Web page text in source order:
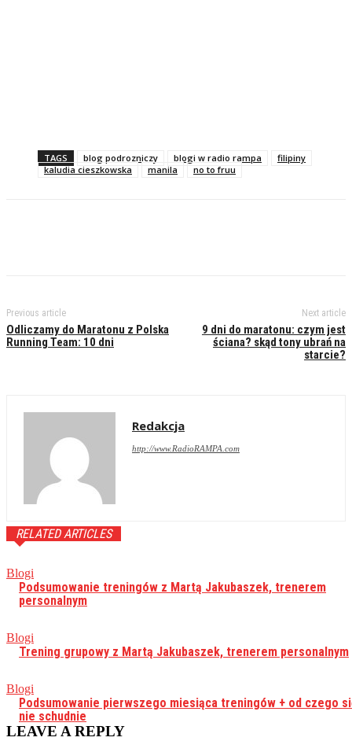
TAGS blog podrozniczy blogi w radio rampa
filipiny
kaludia cieszkowska
manila no to fruu
Previous article
Odliczamy do Maratonu z Polska
Running Team: 10 dni
Next article
9 dni do maratonu: czym jest
ściana? skąd tony ubrań na
starcie?
Redakcja
http://www.RadioRAMPA.com
RELATED ARTICLES
Blogi
Podsumowanie treningów z Martą Jakubaszek, trenerem
personalnym
Blogi
Trening grupowy z Martą Jakubaszek, trenerem personalnym
Blogi
Podsumowanie pierwszego miesiąca treningów + od czego
nie schudnie
LEAVE A REPLY